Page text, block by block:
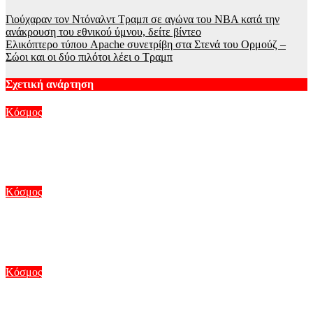
Γιούχαραν τον Ντόναλντ Τραμπ σε αγώνα του NBΑ κατά την
ανάκρουση του εθνικού ύμνου, δείτε βίντεο
Ελικόπτερο τύπου Apache συνετρίβη στα Στενά του Ορμούζ –
Σώοι και οι δύο πιλότοι λέει ο Τραμπ
Σχετική ανάρτηση
Κόσμος
Κόσμος
Κόσμος